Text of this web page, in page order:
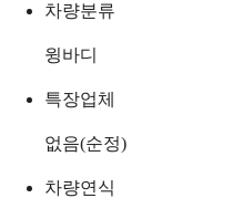
차량분류
윙바디
특장업체
없음(순정)
차량연식